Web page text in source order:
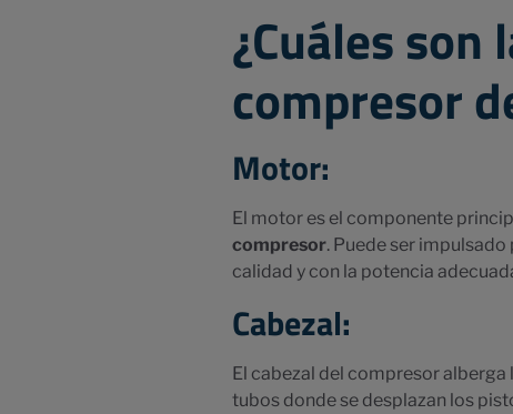
¿Cuáles
compresor
Motor:
El motor es el componente
compresor. Puede ser
calidad y con la potencia
Cabezal:
El cabezal del compresor
tubos donde se desplazan los